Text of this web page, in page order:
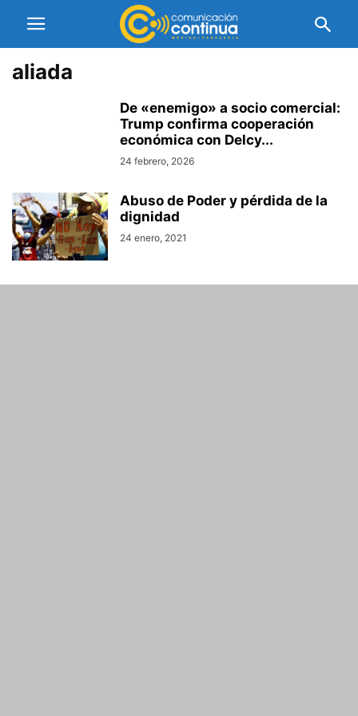
aliada
De «enemigo» a socio comercial:
Trump confirma cooperación
económica con Delcy...
24 febrero, 2026
Abuso de Poder y pérdida de la
dignidad
24 enero, 2021